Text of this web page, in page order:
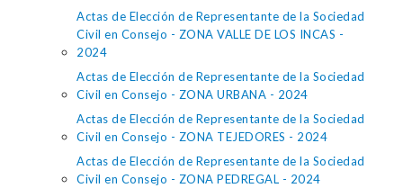
Actas de Elección de Representante de la Sociedad
Civil en Consejo - ZONA VALLE DE LOS INCAS -
2024
Actas de Elección de Representante de la Sociedad
Civil en Consejo - ZONA URBANA - 2024
Actas de Elección de Representante de la Sociedad
Civil en Consejo - ZONA TEJEDORES - 2024
Actas de Elección de Representante de la Sociedad
Civil en Consejo - ZONA PEDREGAL - 2024